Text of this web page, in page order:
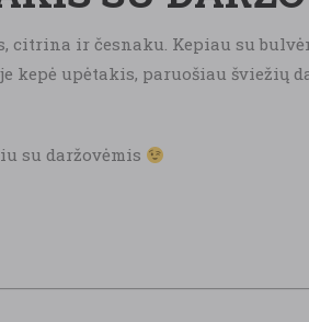
citrina ir česnaku. Kepiau su
kepė upėtakis, paruošiau šviežių
su daržovėmis